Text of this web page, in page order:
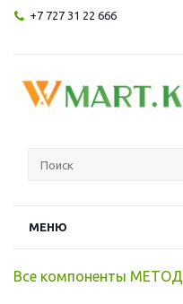
+7 727 31 22 666
МЕНЮ
Все компоненты МЕТОД